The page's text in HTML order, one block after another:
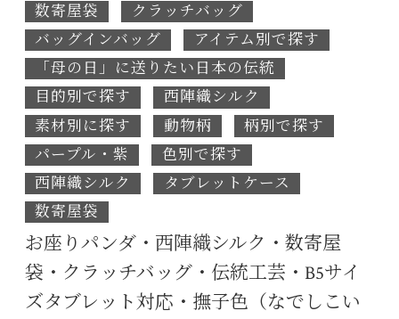
数寄屋袋
クラッチバッグ
バッグインバッグ
アイテム別で探す
「母の日」に送りたい日本の伝統
目的別で探す
西陣織シルク
素材別に探す
動物柄
柄別で探す
パープル・紫
色別で探す
西陣織シルク
タブレットケース
数寄屋袋
お座りパンダ・西陣織シルク・数寄屋
袋・クラッチバッグ・伝統工芸・B5サイ
ズタブレット対応・撫子色（なでしこい